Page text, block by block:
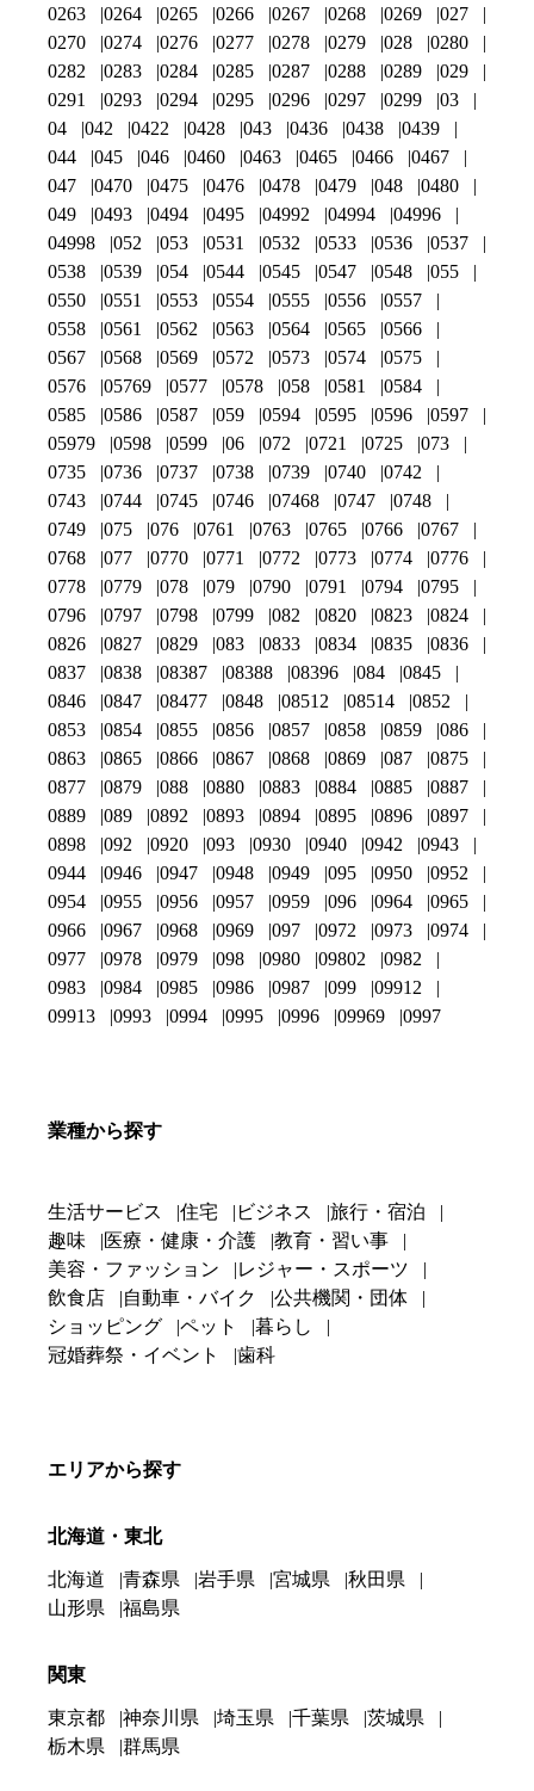
0263 0264 0265 0266 0267 0268 0269
027
0270
0274 0276 0277 0278 0279 028
0280
0282
0283 0284 0285 0287 0288 0289
029
0291
0293 0294 0295 0296 0297 0299
03
04
042 0422 0428 043 0436 0438
0439
044
045 046 0460 0463 0465 0466
0467
047
0470 0475 0476 0478 0479 048
0480
049
0493 0494 0495 04992 04994
04996
04998
052 053 0531 0532 0533 0536
0537
0538
0539 054 0544 0545 0547 0548
055
0550
0551 0553 0554 0555 0556
0557
0558
0561 0562 0563 0564 0565
0566
0567
0568 0569 0572 0573 0574
0575
0576
05769 0577 0578 058 0581
0584
0585
0586 0587 059 0594 0595 0596
0597
05979
0598 0599 06 072 0721 0725
073
0735
0736 0737 0738 0739 0740
0742
0743
0744 0745 0746 07468 0747
0748
0749
075 076 0761 0763 0765 0766
0767
0768
077 0770 0771 0772 0773 0774
0776
0778
0779 078 079 0790 0791 0794
0795
0796
0797 0798 0799 082 0820 0823
0824
0826
0827 0829 083 0833 0834 0835
0836
0837
0838 08387 08388 08396 084
0845
0846
0847 08477 0848 08512 08514
0852
0853
0854 0855 0856 0857 0858 0859
086
0863
0865 0866 0867 0868 0869 087
0875
0877
0879 088 0880 0883 0884 0885
0887
0889
089 0892 0893 0894 0895 0896
0897
0898
092 0920 093 0930 0940 0942
0943
0944
0946 0947 0948 0949 095 0950
0952
0954
0955 0956 0957 0959 096 0964
0965
0966
0967 0968 0969 097 0972 0973
0974
0977
0978 0979 098 0980 09802
0982
0983
0984 0985 0986 0987 099
09912
09913
0993 0994 0995 0996 09969 0997
業種から探す
生活サービス 住宅 ビジネス
旅行・宿泊
趣味
医療・健康・介護
教育・習い事
美容・ファッション
レジャー・スポーツ
飲食店
自動車・バイク
公共機関・団体
ショッピング
ペット
暮らし
冠婚葬祭・イベント
歯科
エリアから探す
北海道・東北
北海道 青森県 岩手県 宮城県
秋田県
山形県
福島県
関東
東京都 神奈川県 埼玉県 千葉県
茨城県
栃木県
群馬県